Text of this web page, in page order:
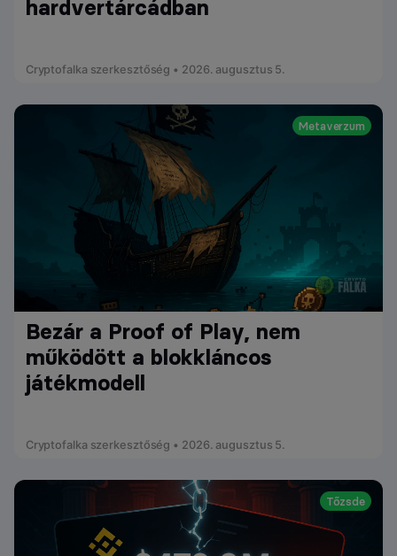
hardvertárcádban
Cryptofalka szerkesztőség • 2026. augusztus 5.
Metaverzum
Bezár a Proof of Play, nem
működött a blokkláncos
játékmodell
Cryptofalka szerkesztőség • 2026. augusztus 5.
Tőzsde